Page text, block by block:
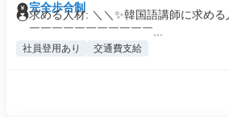
完全歩合制
求める人材: ＼＼✨韓国語講師に求め
￣￣￣￣￣￣￣￣￣￣￣...
社員登用あり 交通費支給